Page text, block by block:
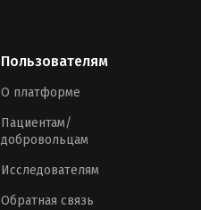
Пользователям
О платформе
Пациентам/
добровольцам
Исследователям
Обратная связь